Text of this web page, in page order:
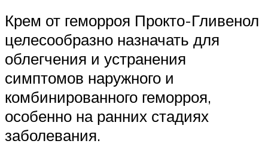
Крем от геморроя Прокто-Гливенол
целесообразно назначать для
облегчения и устранения
симптомов наружного и
комбинированного геморроя,
особенно на ранних стадиях
заболевания.